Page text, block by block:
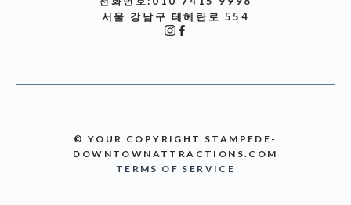
서울 강남구 테헤란로 554
© YOUR COPYRIGHT STAMPEDE-
DOWNTOWNATTRACTIONS.COM
TERMS OF SERVICE